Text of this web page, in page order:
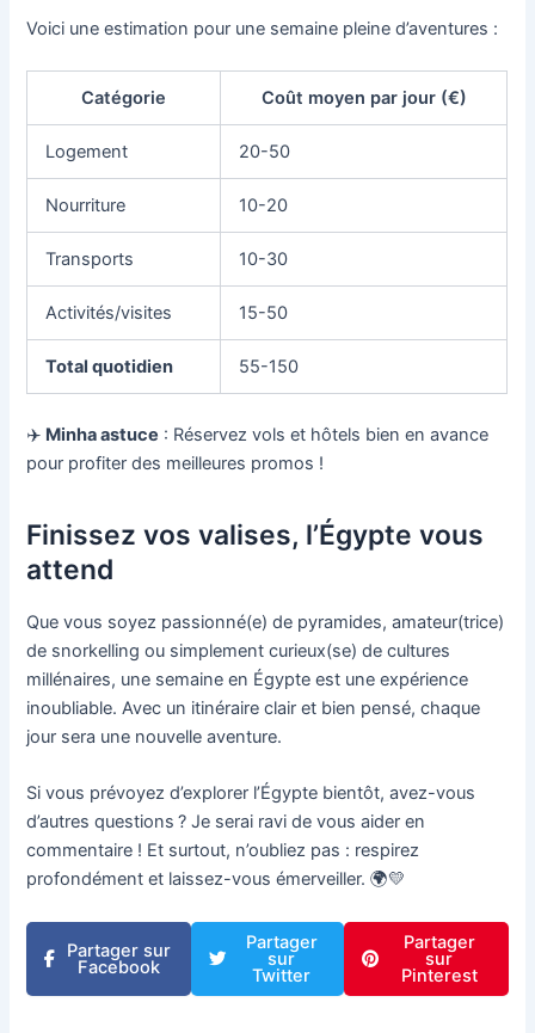
Voici une estimation pour une semaine pleine d’aventures :
Catégorie Coût moyen par jour (€)
Logement 20-50
Nourriture 10-20
Transports 10-30
Activités/visites 15-50
Total quotidien 55-150
✈️ Minha astuce : Réservez vols et hôtels bien en avance
pour profiter des meilleures promos !
Finissez vos valises, l’Égypte vous
attend
Que vous soyez passionné(e) de pyramides, amateur(trice)
de snorkelling ou simplement curieux(se) de cultures
millénaires, une semaine en Égypte est une expérience
inoubliable. Avec un itinéraire clair et bien pensé, chaque
jour sera une nouvelle aventure.
Si vous prévoyez d’explorer l’Égypte bientôt, avez-vous
d’autres questions ? Je serai ravi de vous aider en
commentaire ! Et surtout, n’oubliez pas : respirez
profondément et laissez-vous émerveiller. 🌍💛
Partager sur
Facebook
Partager
sur
Twitter
Partager
sur
Pinterest